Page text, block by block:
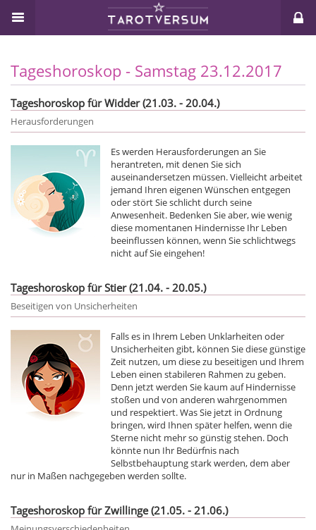
Tageshoroskop - Samstag 23.12.2017
Tageshoroskop für Widder (21.03. - 20.04.)
Herausforderungen
Es werden Herausforderungen an Sie
herantreten, mit denen Sie sich
auseinandersetzen müssen. Vielleicht arbeitet
jemand Ihren eigenen Wünschen entgegen
oder stört Sie schlicht durch seine
Anwesenheit. Bedenken Sie aber, wie wenig
diese momentanen Hindernisse Ihr Leben
beeinflussen können, wenn Sie schlichtwegs
nicht auf Sie eingehen!
Tageshoroskop für Stier (21.04. - 20.05.)
Beseitigen von Unsicherheiten
Falls es in Ihrem Leben Unklarheiten oder
Unsicherheiten gibt, können Sie diese günstige
Zeit nutzen, um diese zu beseitigen und Ihrem
Leben einen stabileren Rahmen zu geben.
Denn jetzt werden Sie kaum auf Hindernisse
stoßen und von anderen wahrgenommen
und respektiert. Was Sie jetzt in Ordnung
bringen, wird Ihnen später helfen, wenn die
Sterne nicht mehr so günstig stehen. Doch
könnte nun Ihr Bedürfnis nach
Selbstbehauptung stark werden, dem aber
nur in Maßen nachgegeben werden sollte.
Tageshoroskop für Zwillinge (21.05. - 21.06.)